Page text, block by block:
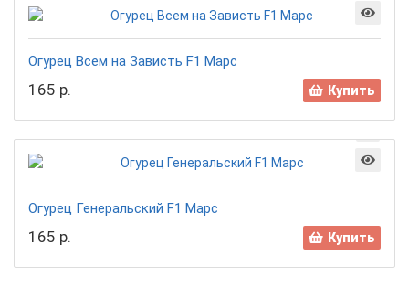
Огурец Всем на Зависть F1 Марс
165 р. Купить
Огурец Генеральский F1 Марс
165 р. Купить